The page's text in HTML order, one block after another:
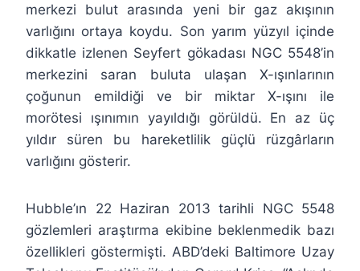
merkezi bulut arasında yeni bir gaz akışının
varlığını ortaya koydu. Son yarım yüzyıl içinde
dikkatle izlenen Seyfert gökadası NGC 5548’in
merkezini saran buluta ulaşan X-ışınlarının
çoğunun emildiği ve bir miktar X-ışını ile
morötesi ışınımın yayıldığı görüldü. En az üç
yıldır süren bu hareketlilik güçlü rüzgârların
varlığını gösterir.
Hubble’ın 22 Haziran 2013 tarihli NGC 5548
gözlemleri araştırma ekibine beklenmedik bazı
özellikleri göstermişti. ABD’deki Baltimore Uzay